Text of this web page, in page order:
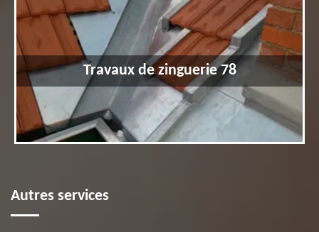
Travaux de zinguerie 78
Autres services